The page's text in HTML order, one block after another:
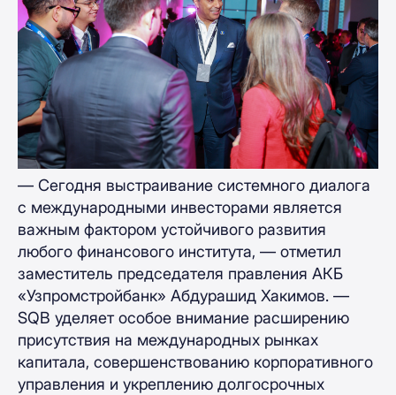
— Сегодня выстраивание системного диалога
с международными инвесторами является
важным фактором устойчивого развития
любого финансового института, — отметил
заместитель председателя правления АКБ
«Узпромстройбанк» Абдурашид Хакимов. —
SQB уделяет особое внимание расширению
присутствия на международных рынках
капитала, совершенствованию корпоративного
управления и укреплению долгосрочных